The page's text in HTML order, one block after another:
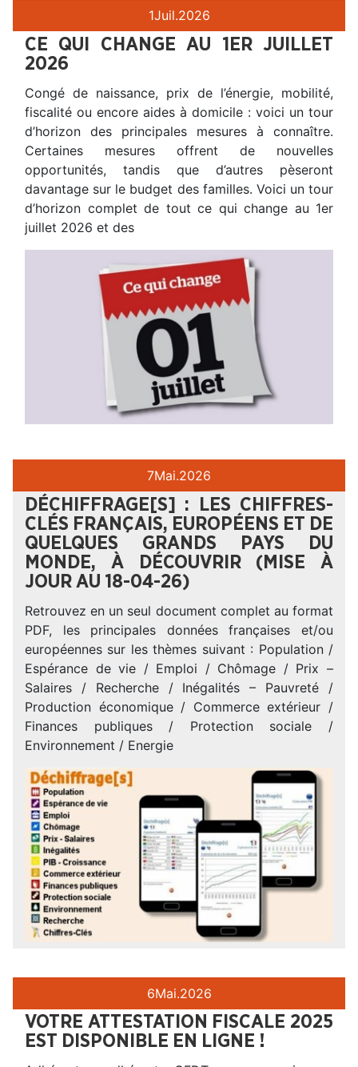
1Juil.2026
CE QUI CHANGE AU 1ER JUILLET
2026
Congé de naissance, prix de l’énergie, mobilité,
fiscalité ou encore aides à domicile : voici un tour
d’horizon des principales mesures à connaître.
Certaines mesures offrent de nouvelles
opportunités, tandis que d’autres pèseront
davantage sur le budget des familles. Voici un tour
d’horizon complet de tout ce qui change au 1er
juillet 2026 et des
7Mai.2026
DÉCHIFFRAGE[S] : LES CHIFFRES-
CLÉS FRANÇAIS, EUROPÉENS ET DE
QUELQUES GRANDS PAYS DU
MONDE, À DÉCOUVRIR (MISE À
JOUR AU 18-04-26)
Retrouvez en un seul document complet au format
PDF, les principales données françaises et/ou
européennes sur les thèmes suivant : Population /
Espérance de vie / Emploi / Chômage / Prix –
Salaires / Recherche / Inégalités – Pauvreté /
Production économique / Commerce extérieur /
Finances publiques / Protection sociale /
Environnement / Energie
6Mai.2026
VOTRE ATTESTATION FISCALE 2025
EST DISPONIBLE EN LIGNE !